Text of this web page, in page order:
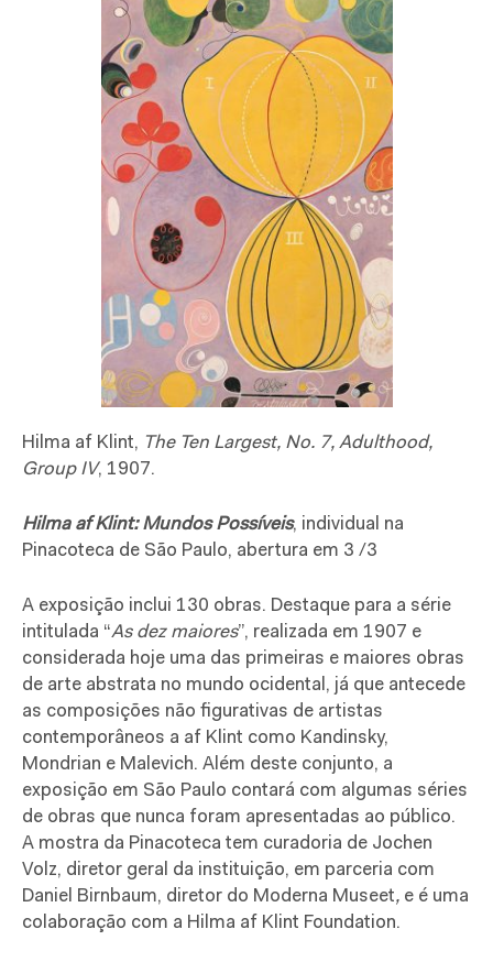
Hilma af Klint, The Ten Largest, No. 7, Adulthood,
Group IV, 1907.
Hilma af Klint: Mundos Possíveis, individual na
Pinacoteca de São Paulo, abertura em 3 /3
A exposição inclui 130 obras. Destaque para a série
intitulada “As dez maiores”, realizada em 1907 e
considerada hoje uma das primeiras e maiores obras
de arte abstrata no mundo ocidental, já que antecede
as composições não figurativas de artistas
contemporâneos a af Klint como Kandinsky,
Mondrian e Malevich. Além deste conjunto, a
exposição em São Paulo contará com algumas séries
de obras que nunca foram apresentadas ao público.
A mostra da Pinacoteca tem curadoria de Jochen
Volz, diretor geral da instituição, em parceria com
Daniel Birnbaum, diretor do Moderna Museet, e é uma
colaboração com a Hilma af Klint Foundation.